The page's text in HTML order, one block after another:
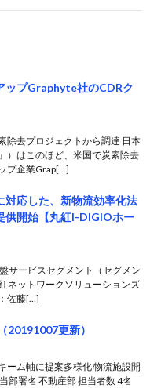
ップGraphyte社のCDRク
除去プロジェクトから調達 日本
）はこのほど、米国で炭素除去
プ企業Grap[…]
対応した、新物流効率化法
供開始【丸紅I-DIGIOホー
サービスセグメント（セグメン
ネットワークソリューションズ
佐藤[…]
20191007更新）
ーム軸に提案多様化 物流施設開
部署名 不動産部 担当者数 4名